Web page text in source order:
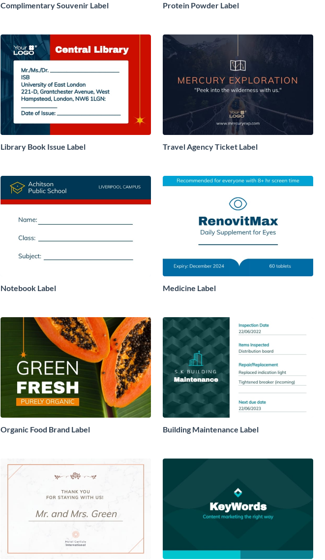
Complimentary Souvenir Label Protein Powder Label
Library Book Issue Label Travel Agency Ticket Label
Notebook Label Medicine Label
Organic Food Brand Label Building Maintenance Label